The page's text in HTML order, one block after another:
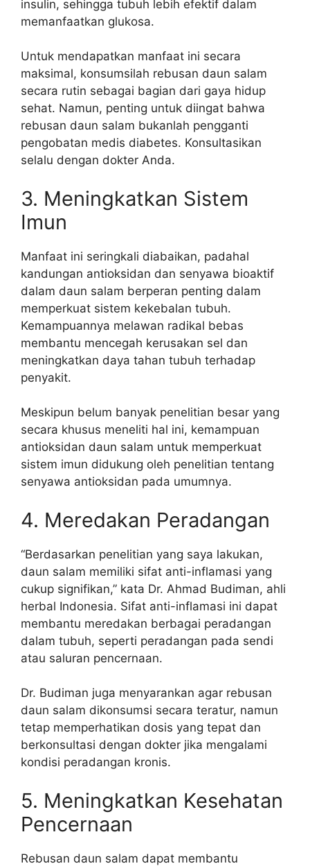
insulin, sehingga tubuh lebih efektif dalam
memanfaatkan glukosa.
Untuk mendapatkan manfaat ini secara
maksimal, konsumsilah rebusan daun salam
secara rutin sebagai bagian dari gaya hidup
sehat. Namun, penting untuk diingat bahwa
rebusan daun salam bukanlah pengganti
pengobatan medis diabetes. Konsultasikan
selalu dengan dokter Anda.
3. Meningkatkan Sistem
Imun
Manfaat ini seringkali diabaikan, padahal
kandungan antioksidan dan senyawa bioaktif
dalam daun salam berperan penting dalam
memperkuat sistem kekebalan tubuh.
Kemampuannya melawan radikal bebas
membantu mencegah kerusakan sel dan
meningkatkan daya tahan tubuh terhadap
penyakit.
Meskipun belum banyak penelitian besar yang
secara khusus meneliti hal ini, kemampuan
antioksidan daun salam untuk memperkuat
sistem imun didukung oleh penelitian tentang
senyawa antioksidan pada umumnya.
4. Meredakan Peradangan
“Berdasarkan penelitian yang saya lakukan,
daun salam memiliki sifat anti-inflamasi yang
cukup signifikan,” kata Dr. Ahmad Budiman, ahli
herbal Indonesia. Sifat anti-inflamasi ini dapat
membantu meredakan berbagai peradangan
dalam tubuh, seperti peradangan pada sendi
atau saluran pencernaan.
Dr. Budiman juga menyarankan agar rebusan
daun salam dikonsumsi secara teratur, namun
tetap memperhatikan dosis yang tepat dan
berkonsultasi dengan dokter jika mengalami
kondisi peradangan kronis.
5. Meningkatkan Kesehatan
Pencernaan
Rebusan daun salam dapat membantu